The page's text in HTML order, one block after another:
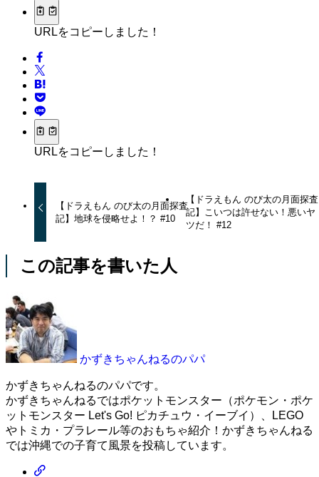
URLをコピーしました！
URLをコピーしました！
【ドラえもん のび太の月面探査
記】地球を侵略せよ！？ #10
【ドラえもん のび太の月面探査
記】こいつは許せない！悪いヤ
ツだ！ #12
この記事を書いた人
かずきちゃんねるのパパ
かずきちゃんねるのパパです。
かずきちゃんねるではポケットモンスター（ポケモン・ポケ
ットモンスター Let's Go! ピカチュウ・イーブイ）、LEGO
やトミカ・プラレール等のおもちゃ紹介！かずきちゃんねる
では沖縄での子育て風景を投稿しています。